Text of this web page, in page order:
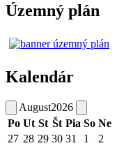
Územný plán
Kalendár
August2026
Po Ut St Št Pia So Ne
27 28 29 30 31 1
2